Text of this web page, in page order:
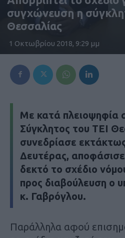
συγχώνευση η
Θεσσαλίας
1 Οκτωβρίου 2018, 9:29 μμ
Με κατά πλειοψηφία
Σύγκλητος του ΤΕΙ
συνεδρίασε
Δευτέρας, αποφάσισε
δεκτό το σχέδιο
προς διαβούλευση ο
κ. Γαβρόγλου.
Παράλληλα αφού